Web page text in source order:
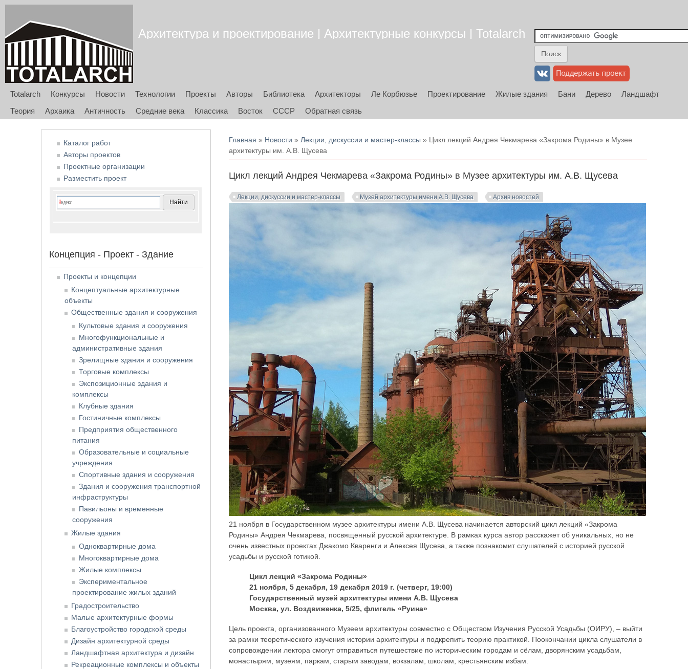
Архитектура и проектирование | Архитектурные конкурсы | Totalarch
Totalarch Конкурсы Новости Технологии Проекты Авторы Библиотека Архитекторы Ле Корбюзье Проектирование Жилые здания Бани Дерево
Ландшафт
Теория
Архаика Античность Средние века Классика Восток СССР Обратная связь
Вы здесь
Главная » Новости » Лекции, дискуссии и мастер-классы » Цикл лекций Андрея Чекмарева «Закрома Родины» в Музее
архитектуры им. А.В. Щусева
Цикл лекций Андрея Чекмарева «Закрома Родины» в Музее архитектуры им. А.В. Щусева
Лекции, дискуссии и мастер-классы Музей архитектуры имени А.В. Щусева Архив новостей
21 ноября в Государственном музее архитектуры имени А.В. Щусева начинается авторский цикл лекций «Закрома
Родины» Андрея Чекмарева, посвященный русской архитектуре. В рамках курса автор расскажет об уникальных, но не
очень известных проектах Джакомо Кваренги и Алексея Щусева, а также познакомит слушателей с историей русской
усадьбы и русской готикой.
Цикл лекций «Закрома Родины»
21 ноября, 5 декабря, 19 декабря 2019 г. (четверг, 19:00)
Государственный музей архитектуры имени А.В. Щусева
Москва, ул. Воздвиженка, 5/25, флигель «Руина»
Цель проекта, организованного Музеем архитектуры совместно с Обществом Изучения Русской Усадьбы (ОИРУ), – выйти
за рамки теоретического изучения истории архитектуры и подкрепить теорию практикой. Поокончании цикла слушатели в
сопровождении лектора смогут отправиться путешествие по историческим городам и сёлам, дворянским усадьбам,
монастырям, музеям, паркам, старым заводам, вокзалам, школам, крестьянским избам.
Каталог работ
Авторы проектов
Проектные организации
Разместить проект
Концепция - Проект - Здание
Проекты и концепции
Концептуальные архитектурные
объекты
Общественные здания и сооружения
Культовые здания и сооружения
Многофункциональные и
административные здания
Зрелищные здания и сооружения
Торговые комплексы
Экспозиционные здания и
комплексы
Клубные здания
Гостиничные комплексы
Предприятия общественного
питания
Образовательные и социальные
учреждения
Спортивные здания и сооружения
Здания и сооружения транспортной
инфраструктуры
Павильоны и временные
сооружения
Жилые здания
Одноквартирные дома
Многоквартирные дома
Жилые комплексы
Экспериментальное
проектирование жилых зданий
Градостроительство
Малые архитектурные формы
Благоустройство городской среды
Дизайн архитектурной среды
Ландшафтная архитектура и дизайн
Рекреационные комплексы и объекты